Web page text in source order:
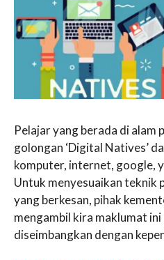
Pelajar yang berada di alam
golongan ‘Digital Natives’
komputer, internet, google,
Untuk menyesuaikan teknik
yang berkesan, pihak
mengambil kira maklumat ini
diseimbangkan dengan